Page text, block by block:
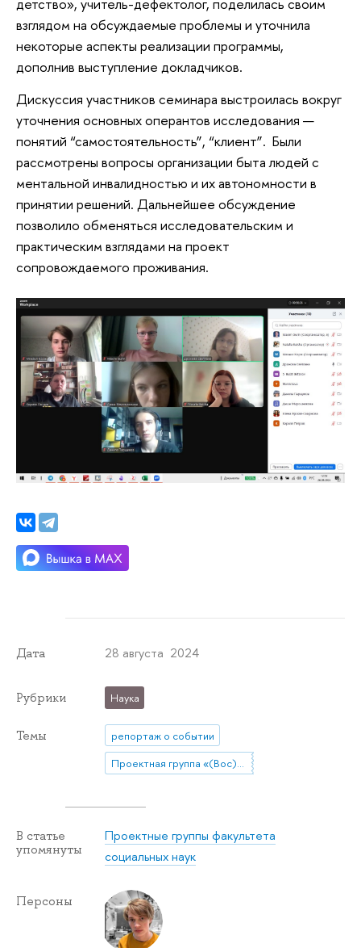
взглядом на обсуждаемые проблемы и уточнила
некоторые аспекты реализации программы,
дополнив выступление докладчиков.
Дискуссия участников семинара выстроилась вокруг
уточнения основных оперантов исследования —
понятий “самостоятельность”, “клиент”. Были
рассмотрены вопросы организации быта людей с
ментальной инвалидностью и их автономности в
принятии решений. Дальнейшее обсуждение
позволило обменяться исследовательским и
практическим взглядами на проект
сопровождаемого проживания.
Дата 28 августа 2024
Рубрики Наука
Темы
репортаж о событии
Проектная группа «(Вос)производство инклюзивного жизненного пространства: стратегии и практики интеграции людей с ментальной инвалидностью в локальное сообщество»
В статье
упомянуты
Проектные группы факультета
социальных наук
Персоны